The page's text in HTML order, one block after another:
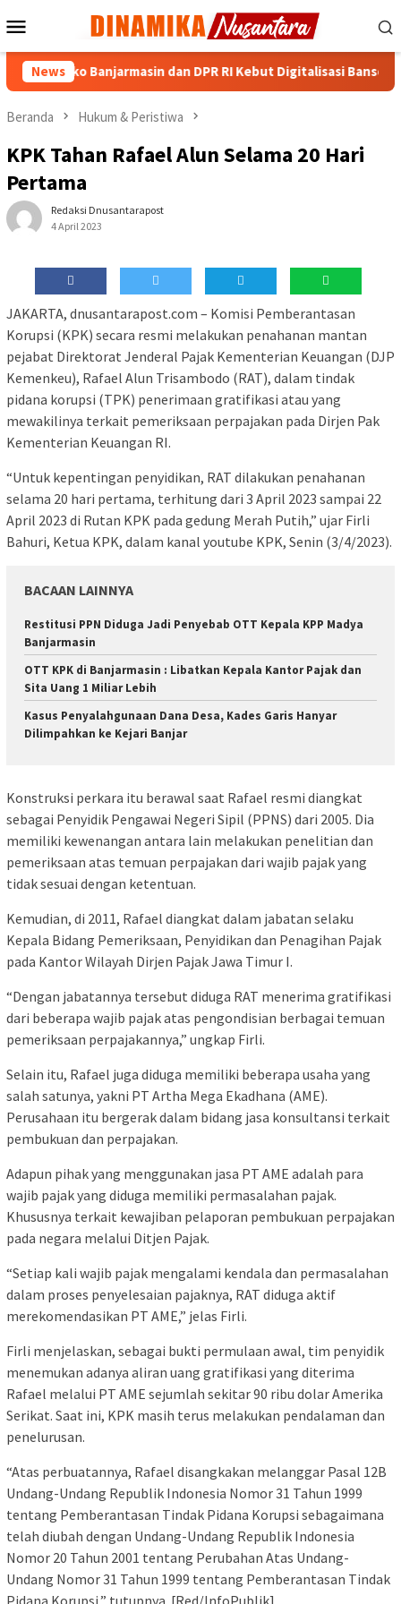
ke
Mobile
News
Pemko Banjarmasin dan DPR RI Kebut Digitalisasi Bansos
Beranda Hukum & Peristiwa
KPK Tahan Rafael Alun Selama 20 Hari
Pertama
Redaksi Dnusantarapost
4 April 2023
JAKARTA, dnusantarapost.com – Komisi Pemberantasan
Korupsi (KPK) secara resmi melakukan penahanan mantan
pejabat Direktorat Jenderal Pajak Kementerian Keuangan (DJP
Kemenkeu), Rafael Alun Trisambodo (RAT), dalam tindak
pidana korupsi (TPK) penerimaan gratifikasi atau yang
mewakilinya terkait pemeriksaan perpajakan pada Dirjen Pak
Kementerian Keuangan RI.
“Untuk kepentingan penyidikan, RAT dilakukan penahanan
selama 20 hari pertama, terhitung dari 3 April 2023 sampai 22
April 2023 di Rutan KPK pada gedung Merah Putih,” ujar Firli
Bahuri, Ketua KPK, dalam kanal youtube KPK, Senin (3/4/2023).
BACAAN LAINNYA
Restitusi PPN Diduga Jadi Penyebab OTT Kepala KPP Madya
Banjarmasin
OTT KPK di Banjarmasin : Libatkan Kepala Kantor Pajak dan
Sita Uang 1 Miliar Lebih
Kasus Penyalahgunaan Dana Desa, Kades Garis Hanyar
Dilimpahkan ke Kejari Banjar
Konstruksi perkara itu berawal saat Rafael resmi diangkat
sebagai Penyidik Pengawai Negeri Sipil (PPNS) dari 2005. Dia
memiliki kewenangan antara lain melakukan penelitian dan
pemeriksaan atas temuan perpajakan dari wajib pajak yang
tidak sesuai dengan ketentuan.
Kemudian, di 2011, Rafael diangkat dalam jabatan selaku
Kepala Bidang Pemeriksaan, Penyidikan dan Penagihan Pajak
pada Kantor Wilayah Dirjen Pajak Jawa Timur I.
“Dengan jabatannya tersebut diduga RAT menerima gratifikasi
dari beberapa wajib pajak atas pengondisian berbagai temuan
pemeriksaan perpajakannya,” ungkap Firli.
Selain itu, Rafael juga diduga memiliki beberapa usaha yang
salah satunya, yakni PT Artha Mega Ekadhana (AME).
Perusahaan itu bergerak dalam bidang jasa konsultansi terkait
pembukuan dan perpajakan.
Adapun pihak yang menggunakan jasa PT AME adalah para
wajib pajak yang diduga memiliki permasalahan pajak.
Khususnya terkait kewajiban pelaporan pembukuan perpajakan
pada negara melalui Ditjen Pajak.
“Setiap kali wajib pajak mengalami kendala dan permasalahan
dalam proses penyelesaian pajaknya, RAT diduga aktif
merekomendasikan PT AME,” jelas Firli.
Firli menjelaskan, sebagai bukti permulaan awal, tim penyidik
menemukan adanya aliran uang gratifikasi yang diterima
Rafael melalui PT AME sejumlah sekitar 90 ribu dolar Amerika
Serikat. Saat ini, KPK masih terus melakukan pendalaman dan
penelurusan.
“Atas perbuatannya, Rafael disangkakan melanggar Pasal 12B
Undang-Undang Republik Indonesia Nomor 31 Tahun 1999
tentang Pemberantasan Tindak Pidana Korupsi sebagaimana
telah diubah dengan Undang-Undang Republik Indonesia
Nomor 20 Tahun 2001 tentang Perubahan Atas Undang-
Undang Nomor 31 Tahun 1999 tentang Pemberantasan Tindak
Pidana Korupsi,” tutupnya. [Red/InfoPublik]